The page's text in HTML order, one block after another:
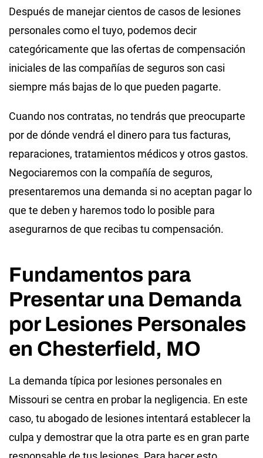
Después de manejar cientos de casos de lesiones
personales como el tuyo, podemos decir
categóricamente que las ofertas de compensación
iniciales de las compañías de seguros son casi
siempre más bajas de lo que pueden pagarte.
Cuando nos contratas, no tendrás que preocuparte
por de dónde vendrá el dinero para tus facturas,
reparaciones, tratamientos médicos y otros gastos.
Negociaremos con la compañía de seguros,
presentaremos una demanda si no aceptan pagar lo
que te deben y haremos todo lo posible para
asegurarnos de que recibas tu compensación.
Fundamentos para
Presentar una Demanda
por Lesiones Personales
en Chesterfield, MO
La demanda típica por lesiones personales en
Missouri se centra en probar la negligencia. En este
caso, tu abogado de lesiones intentará establecer la
culpa y demostrar que la otra parte es en gran parte